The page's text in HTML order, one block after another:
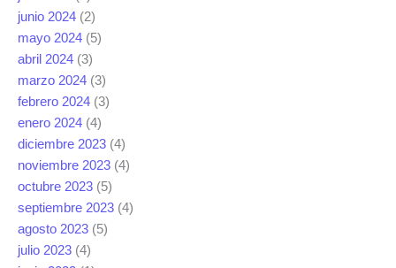
junio 2024 (2)
mayo 2024 (5)
abril 2024 (3)
marzo 2024 (3)
febrero 2024 (3)
enero 2024 (4)
diciembre 2023 (4)
noviembre 2023 (4)
octubre 2023 (5)
septiembre 2023 (4)
agosto 2023 (5)
julio 2023 (4)